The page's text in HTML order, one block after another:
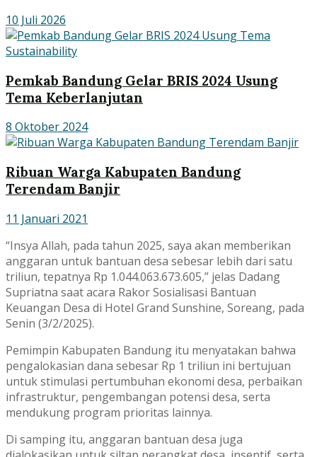
10 Juli 2026
Pemkab Bandung Gelar BRIS 2024 Usung
Tema Keberlanjutan
8 Oktober 2024
Ribuan Warga Kabupaten Bandung
Terendam Banjir
11 Januari 2021
“Insya Allah, pada tahun 2025, saya akan memberikan
anggaran untuk bantuan desa sebesar lebih dari satu
triliun, tepatnya Rp 1.044.063.673.605,” jelas Dadang
Supriatna saat acara Rakor Sosialisasi Bantuan
Keuangan Desa di Hotel Grand Sunshine, Soreang, pada
Senin (3/2/2025).
Pemimpin Kabupaten Bandung itu menyatakan bahwa
pengalokasian dana sebesar Rp 1 triliun ini bertujuan
untuk stimulasi pertumbuhan ekonomi desa, perbaikan
infrastruktur, pengembangan potensi desa, serta
mendukung program prioritas lainnya.
Di samping itu, anggaran bantuan desa juga